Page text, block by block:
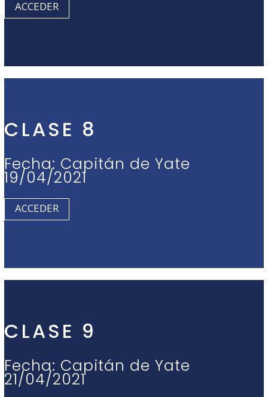
ACCEDER
CLASE 8
Fecha: Capitán de Yate
19/04/2021
ACCEDER
CLASE 9
Fecha: Capitán de Yate
21/04/2021